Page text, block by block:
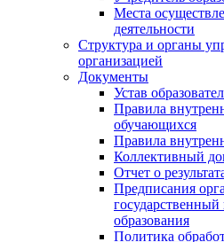
Места
деятельности
Структура и органы
организацией
Документы
Устав
Правила
обучающихся
Правила
Коллективный
Отчет о
Предписания
государственный
образования
Политика